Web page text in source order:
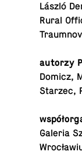
László
Rural
autorzy
Domicz,
Starzec,
Galeria